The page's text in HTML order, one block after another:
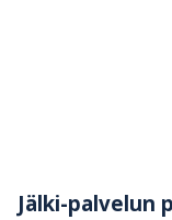
Jälki-palvelun